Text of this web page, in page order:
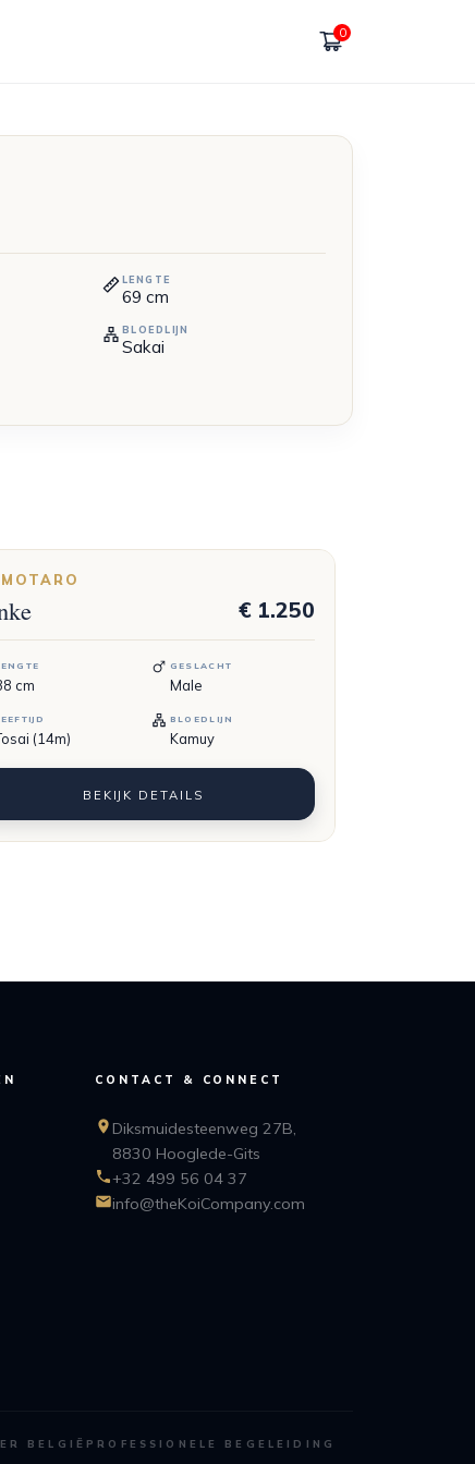
0
LENGTE
69 cm
BLOEDLIJN
Sakai
€ 1.250
cm
GESLACHT
Male
(14m)
BLOEDLIJN
Kamuy
BEKIJK DETAILS
CONTACT & CONNECT
Diksmuidesteenweg 27B,
8830 Hooglede-Gits
+32 499 56 04 37
info@theKoiCompany.com
BELGIË PROFESSIONELE BEGELEIDING